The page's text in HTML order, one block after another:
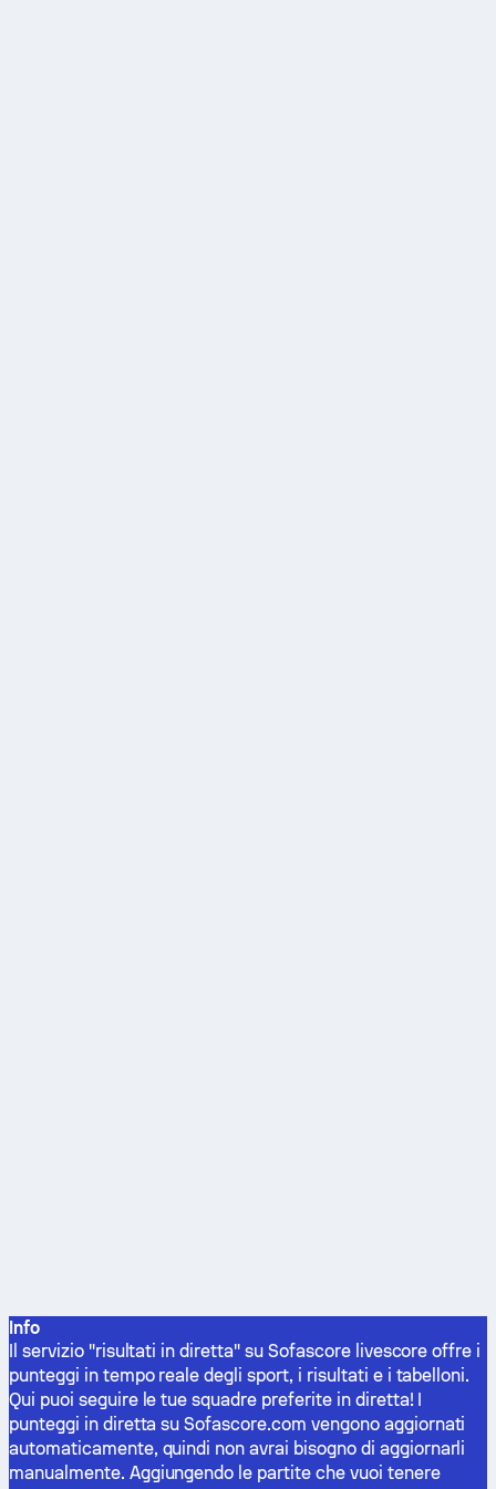
Info
Il servizio "risultati in diretta" su Sofascore livescore offre i
punteggi in tempo reale degli sport, i risultati e i tabelloni.
Qui puoi seguire le tue squadre preferite in diretta! I
punteggi in diretta su Sofascore.com vengono aggiornati
automaticamente, quindi non avrai bisogno di aggiornarli
manualmente. Aggiungendo le partite che vuoi tenere